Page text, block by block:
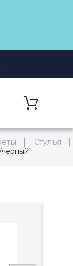
Стулья
черный